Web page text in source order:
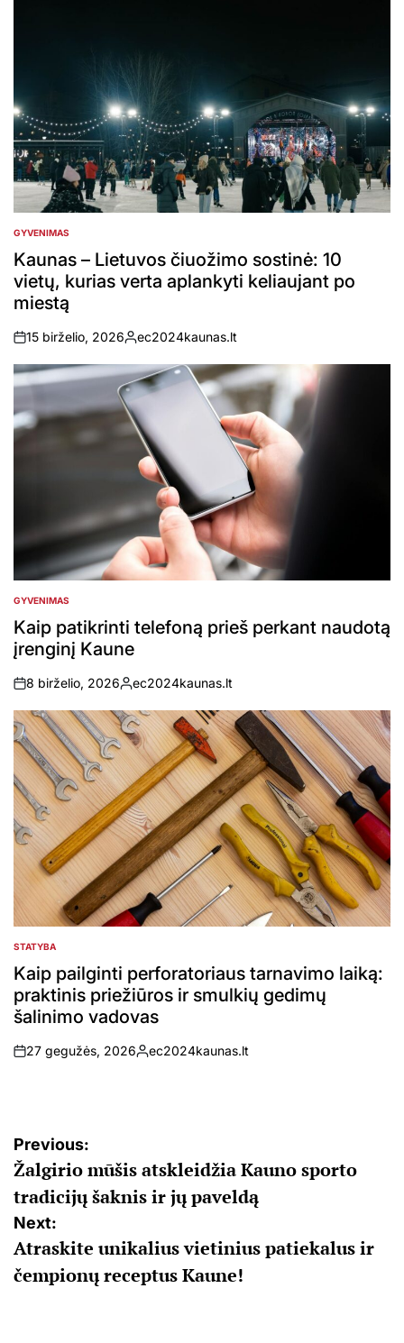
POSTED
IN
GYVENIMAS
Kaunas – Lietuvos čiuožimo sostinė: 10
vietų, kurias verta aplankyti keliaujant po
miestą
on
15 birželio, 2026
Posted
by
ec2024kaunas.lt
POSTED
IN
GYVENIMAS
Kaip patikrinti telefoną prieš perkant naudotą
įrenginį Kaune
on
8 birželio, 2026
Posted
by
ec2024kaunas.lt
POSTED
IN
STATYBA
Kaip pailginti perforatoriaus tarnavimo laiką:
praktinis priežiūros ir smulkių gedimų
šalinimo vadovas
on
27 gegužės, 2026
Posted
ec2024kaunas.lt
Navigacija
tarp
įrašų
Previous:
Žalgirio mūšis atskleidžia Kauno sporto
tradicijų šaknis ir jų paveldą
Next:
Atraskite unikalius vietinius patiekalus ir
čempionų receptus Kaune!